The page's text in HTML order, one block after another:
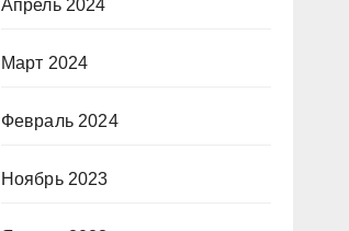
Апрель 2024
Март 2024
Февраль 2024
Ноябрь 2023